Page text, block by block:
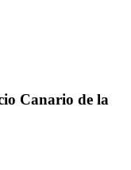
Canario de la